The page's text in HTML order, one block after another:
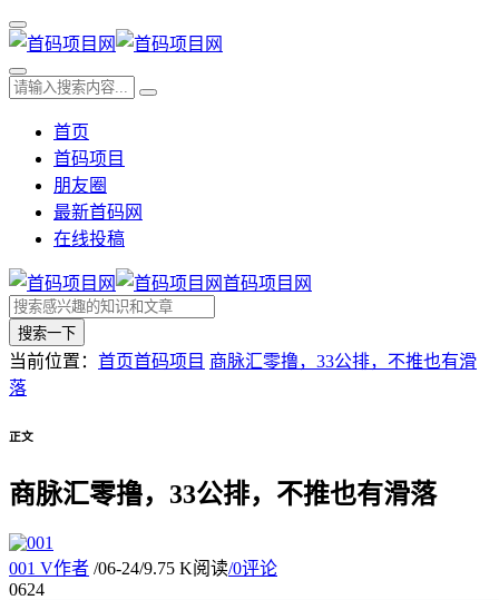
首页
首码项目
朋友圈
最新首码网
在线投稿
首码项目网
搜索一下
当前位置： 首页首码项目 商脉汇零撸，33公排，不推也有滑
落
正文
商脉汇零撸，33公排，不推也有滑落
001 V作者 /06-24/9.75 K阅读/0评论
0624